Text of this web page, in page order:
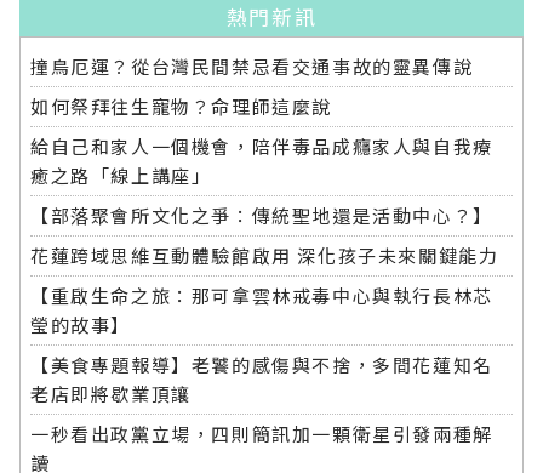
熱門新訊
撞鳥厄運？從台灣民間禁忌看交通事故的靈異傳說
如何祭拜往生寵物？命理師這麼說
給自己和家人一個機會，陪伴毒品成癮家人與自我療
癒之路「線上講座」
【部落聚會所文化之爭：傳統聖地還是活動中心？】
花蓮跨域思維互動體驗館啟用 深化孩子未來關鍵能力
【重啟生命之旅：那可拿雲林戒毒中心與執行長林芯
瑩的故事】
【美食專題報導】老饕的感傷與不捨，多間花蓮知名
老店即將歇業頂讓
一秒看出政黨立場，四則簡訊加一顆衛星引發兩種解
讀